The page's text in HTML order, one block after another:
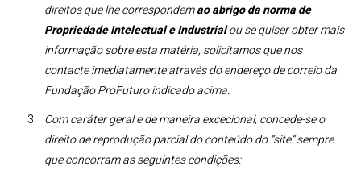
direitos que lhe correspondemao abrigo da norma de
Propriedade Intelectual e Industrialou se quiser obter mais
informação sobre esta matéria, solicitamos que nos
contacte imediatamente através do endereço de correio da
Fundação ProFuturo indicado acima.
Com caráter geral e de maneira excecional, concede-se o
direito de reprodução parcial do conteúdo do “site” sempre
que concorram as seguintes condições: